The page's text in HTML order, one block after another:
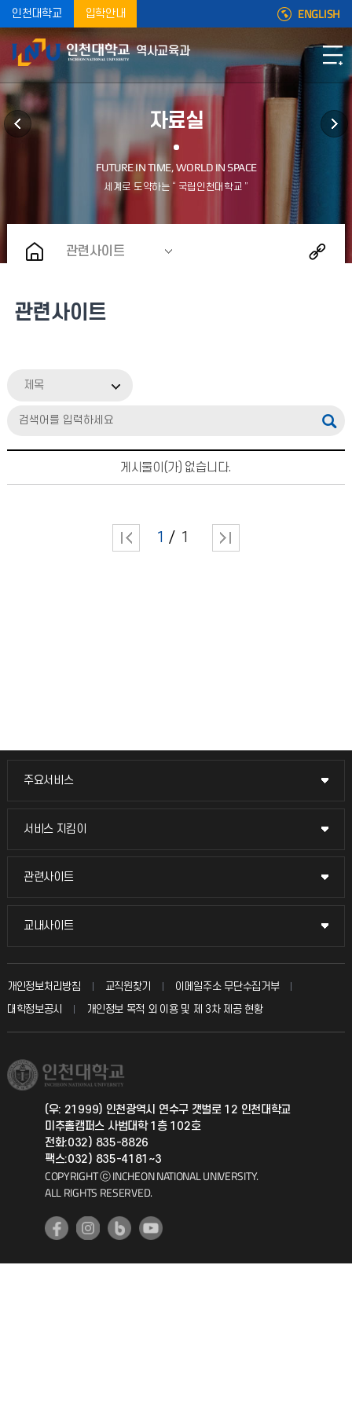
인천대학교 입학안내 ENGLISH
역사교육과
자료실
관련사이트
관련사이트
제목
게시물이(가) 없습니다.
1 1
주요서비스
주요서비스
교무회의방송
입학안내
취업정보(학생)
서비스 지킴이
서비스 지킴이
묻고 답하기
칭찬마당
학생서비스 지킴이
관련사이트
관련사이트
국방헬프콜
총동문회
교내사이트
교내사이트
교수회
교육혁신본부
국제지원과
공자아카데미
기초교육원
개인정보처리방침 교직원찾기
이메일주소 무단수집거부
대학정보공시
개인정보 목적 외 이용 및 제 3차 제공 현황
(우: 21999) 인천광역시 연수구 갯벌로 12 인천대학교
미추홀캠퍼스 사범대학 1층 102호
전화:032) 835-8826
팩스:032) 835-4181~3
COPYRIGHT ⓒ INCHEON NATIONAL UNIVERSITY.
ALL RIGHTS RESERVED.